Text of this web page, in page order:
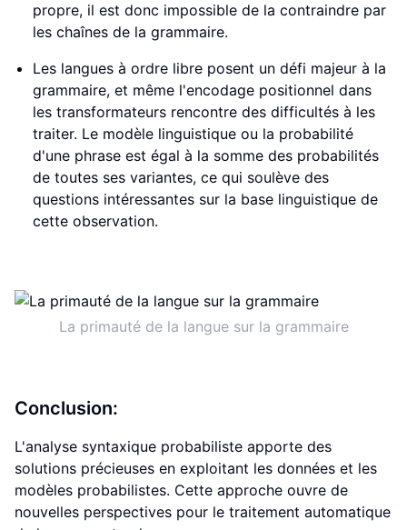
propre, il est donc impossible de la contraindre par
les chaînes de la grammaire.
Les langues à ordre libre posent un défi majeur à la
grammaire, et même l'encodage positionnel dans
les transformateurs rencontre des difficultés à les
traiter. Le modèle linguistique ou la probabilité
d'une phrase est égal à la somme des probabilités
de toutes ses variantes, ce qui soulève des
questions intéressantes sur la base linguistique de
cette observation.
La primauté de la langue sur la grammaire
Conclusion:
L'analyse syntaxique probabiliste apporte des
solutions précieuses en exploitant les données et les
modèles probabilistes. Cette approche ouvre de
nouvelles perspectives pour le traitement automatique